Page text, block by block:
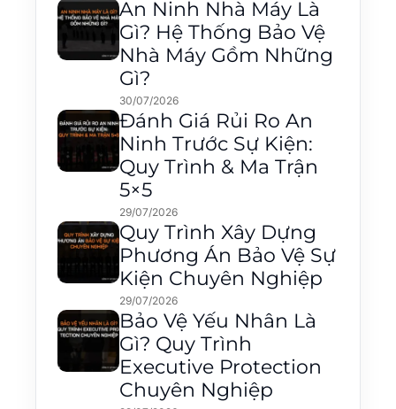
An Ninh Nhà Máy Là
Gì? Hệ Thống Bảo Vệ
Nhà Máy Gồm Những
Gì?
30/07/2026
Đánh Giá Rủi Ro An
Ninh Trước Sự Kiện:
Quy Trình & Ma Trận
5×5
29/07/2026
Quy Trình Xây Dựng
Phương Án Bảo Vệ Sự
Kiện Chuyên Nghiệp
29/07/2026
Bảo Vệ Yếu Nhân Là
Gì? Quy Trình
Executive Protection
Chuyên Nghiệp